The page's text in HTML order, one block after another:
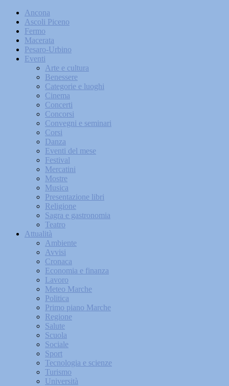
Ancona
Ascoli Piceno
Fermo
Macerata
Pesaro-Urbino
Eventi
Arte e cultura
Benessere
Categorie e luoghi
Cinema
Concerti
Concorsi
Convegni e seminari
Corsi
Danza
Eventi del mese
Festival
Mercatini
Mostre
Musica
Presentazione libri
Religione
Sagra e gastronomia
Teatro
Attualità
Ambiente
Avvisi
Cronaca
Economia e finanza
Lavoro
Meteo Marche
Politica
Primo piano Marche
Regione
Salute
Scuola
Sociale
Sport
Tecnologia e scienze
Turismo
Università